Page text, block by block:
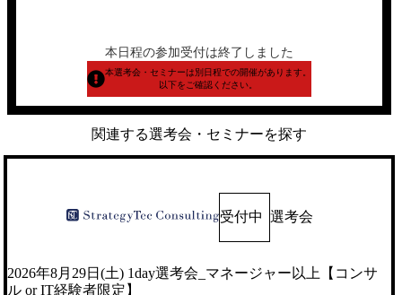
本日程の参加受付は終了しました
本選考会・セミナーは別日程での開催があります。
以下をご確認ください。
関連する選考会・セミナーを探す
受付中 選考会
2026年8月29日(土) 1day選考会_マネージャー以上【コンサ
ル or IT経験者限定】